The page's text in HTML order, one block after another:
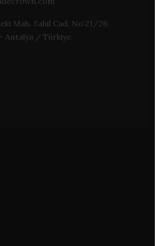
Mah. Sahil Cad. No:21/26
Antalya / Türkiye